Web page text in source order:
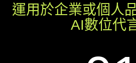
運用於企業或個人
AI數位代